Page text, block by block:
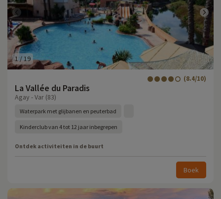
1 /19
La Vallée du Paradis
(8.4/10)
Agay - Var (83)
Waterpark met glijbanen en peuterbad
Kinderclub van 4 tot 12 jaar inbegrepen
Ontdek activiteiten in de buurt
Boek